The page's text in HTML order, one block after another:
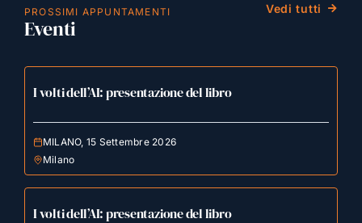
PROSSIMI APPUNTAMENTI
Eventi
Vedi tutti
I volti dell’AI: presentazione del libro
MILANO, 15 Settembre 2026
Milano
I volti dell’AI: presentazione del libro